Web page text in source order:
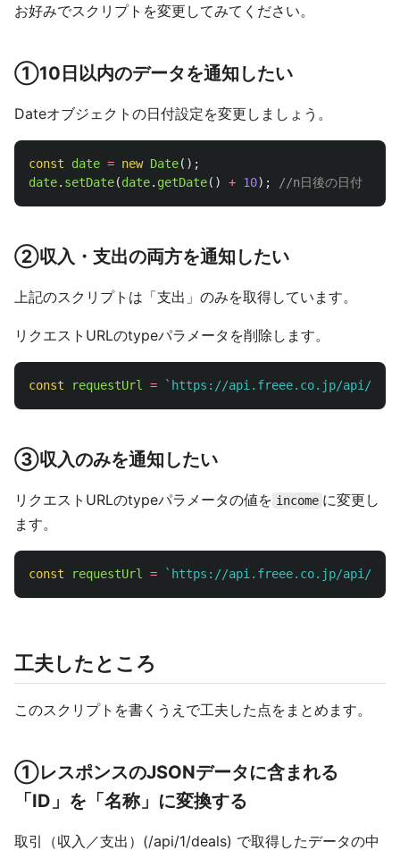
お好みでスクリプトを変更してみてください。
①10日以内のデータを通知したい
Dateオブジェクトの日付設定を変更しましょう。
const date = new Date();
date. setDate(date. getDate() + 10); //n日後の日付
②収入・支出の両方を通知したい
上記のスクリプトは「支出」のみを取得しています。
リクエストURLのtypeパラメータを削除します。
const requestUrl = `https://api.freee.co.jp/api/1/
③収入のみを通知したい
リクエストURLのtypeパラメータの値を income に変更し
ます。
const requestUrl = `https://api.freee.co.jp/api/1/
工夫したところ
このスクリプトを書くうえで工夫した点をまとめます。
①レスポンスのJSONデータに含まれる
「ID」を「名称」に変換する
取引（収入／支出）(/api/1/deals) で取得したデータの中